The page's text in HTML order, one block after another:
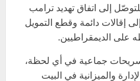
إلى اتفاق تهديد ترامب
إقالات دائمة وقطع التمويل
على الديمقراطيين.
جماعية في أي لحظة،
والميزانية في البيت